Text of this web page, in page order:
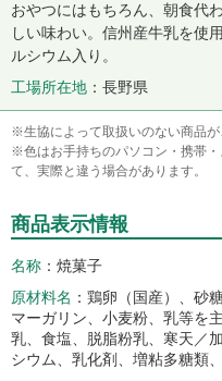
おやつにはもちろん、朝食代
しい味わい。信州産牛乳を使
ルシウム入り。
工場所在地
長野県
※生協によって取扱いのない商品が
※色はお手持ちのパソコン・携帯
て、実際と違う場合があります。
商品表示情報
名称
焼菓子
原材料名
鶏卵（国産）、砂
マーガリン、小麦粉、乳等を
乳、食塩、脱脂粉乳、寒天／
シウム、乳化剤、増粘多糖類